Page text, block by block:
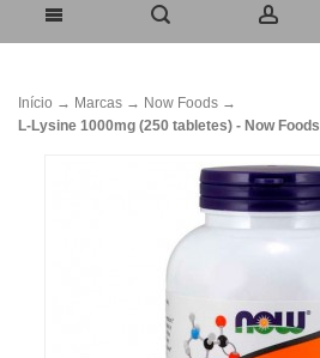
Início → Marcas → Now Foods →
L-Lysine 1000mg (250 tabletes) - Now Foods